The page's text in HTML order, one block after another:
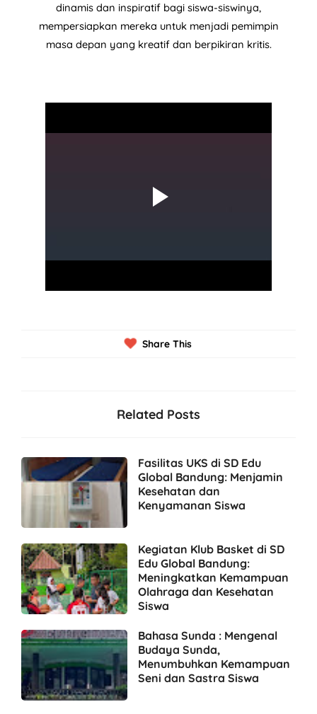
dinamis dan inspiratif bagi siswa-siswinya,
mempersiapkan mereka untuk menjadi pemimpin
masa depan yang kreatif dan berpikiran kritis.
Share This
Related Posts
Fasilitas UKS di SD Edu
Global Bandung: Menjamin
Kesehatan dan
Kenyamanan Siswa
Kegiatan Klub Basket di SD
Edu Global Bandung:
Meningkatkan Kemampuan
Olahraga dan Kesehatan
Siswa
Bahasa Sunda : Mengenal
Budaya Sunda,
Menumbuhkan Kemampuan
Seni dan Sastra Siswa